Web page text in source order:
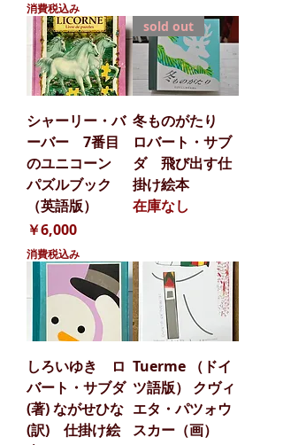
消費税込み
シャーリー・バ
ーバー 7番目
のユニコーン
パズルブック
（英語版）
価格
￥6,000
消費税込み
sold out
冬ものがたり
ロバート・サブ
ダ 飛び出す仕
掛け絵本
在庫なし
しろいゆき ロ
バート・サブダ
(著) ながせひな
(訳) 仕掛け絵
Tuerme （ドイ
ツ語版） クヴィ
エタ・パツォウ
スカー（画）